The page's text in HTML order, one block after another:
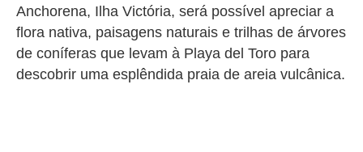
Anchorena, Ilha Victória, será possível apreciar a
flora nativa, paisagens naturais e trilhas de árvores
de coníferas que levam à Playa del Toro para
descobrir uma esplêndida praia de areia vulcânica.